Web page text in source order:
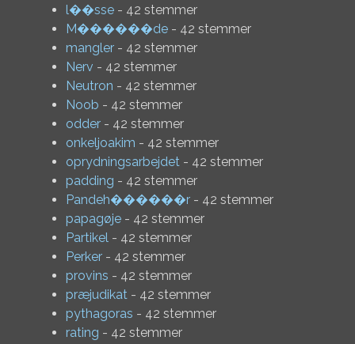
l��sse - 42 stemmer
M������de - 42 stemmer
mangler - 42 stemmer
Nerv - 42 stemmer
Neutron - 42 stemmer
Noob - 42 stemmer
odder - 42 stemmer
onkeljoakim - 42 stemmer
oprydningsarbejdet - 42 stemmer
padding - 42 stemmer
Pandeh������r - 42 stemmer
papagøje - 42 stemmer
Partikel - 42 stemmer
Perker - 42 stemmer
provins - 42 stemmer
præjudikat - 42 stemmer
pythagoras - 42 stemmer
rating - 42 stemmer